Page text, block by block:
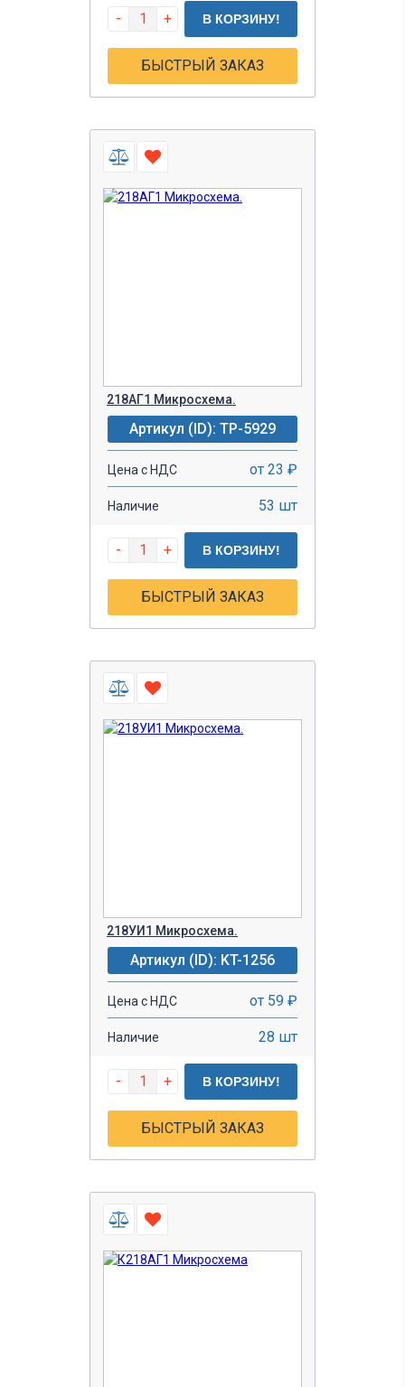
- + В КОРЗИНУ!
БЫСТРЫЙ ЗАКАЗ
218АГ1 Микросхема.
Артикул (ID): TP-5929
Цена с НДС от 23 ₽
Наличие 53 шт
- + В КОРЗИНУ!
БЫСТРЫЙ ЗАКАЗ
218УИ1 Микросхема.
Артикул (ID): KT-1256
Цена с НДС от 59 ₽
Наличие 28 шт
- + В КОРЗИНУ!
БЫСТРЫЙ ЗАКАЗ